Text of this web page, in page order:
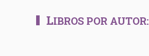
LIBROS POR AUTOR: